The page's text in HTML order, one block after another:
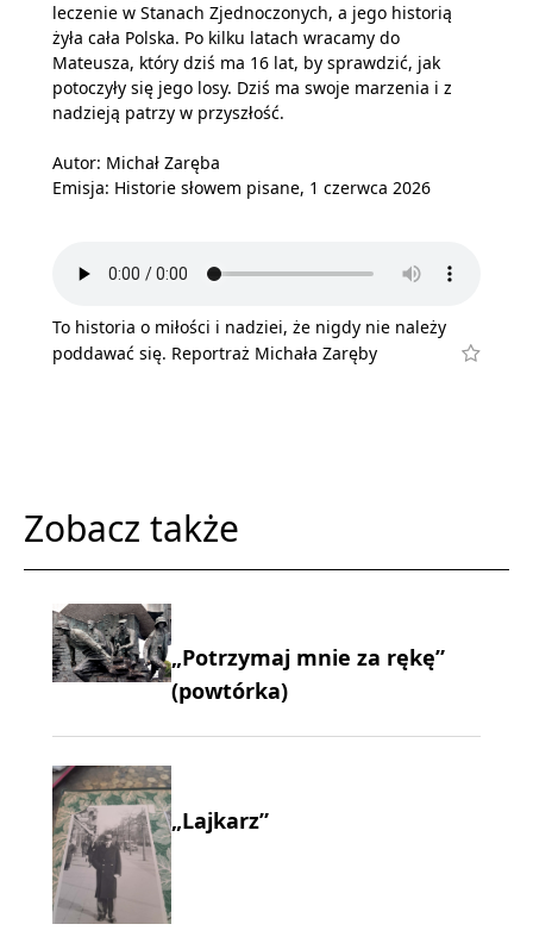
leczenie w Stanach Zjednoczonych, a jego historią
żyła cała Polska. Po kilku latach wracamy do
Mateusza, który dziś ma 16 lat, by sprawdzić, jak
potoczyły się jego losy. Dziś ma swoje marzenia i z
nadzieją patrzy w przyszłość.
Autor: Michał Zaręba
Emisja: Historie słowem pisane, 1 czerwca 2026
To historia o miłości i nadziei, że nigdy nie należy
poddawać się. Reportraż Michała Zaręby
Zobacz także
„Potrzymaj mnie za rękę”
(powtórka)
„Lajkarz”